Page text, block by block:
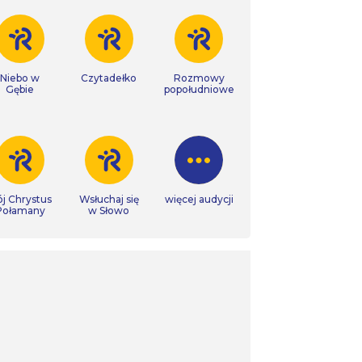
Niebo w
Gębie
Czytadełko
Rozmowy
popołudniowe
Chrystus
Wsłuchaj się
w Słowo
więcej audycji